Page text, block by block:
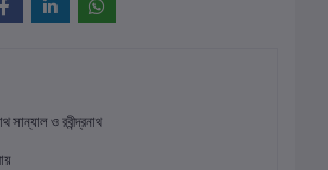
সান্যাল ও রবীন্দ্রনাথ